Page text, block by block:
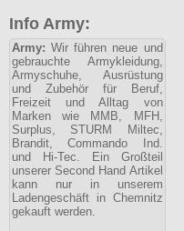
Info Army:
Army: Wir führen neue und
gebrauchte Armykleidung,
Armyschuhe, Ausrüstung
und Zubehör für Beruf,
Freizeit und Alltag von
Marken wie MMB, MFH,
Surplus, STURM Miltec,
Brandit, Commando Ind.
und Hi-Tec. Ein Großteil
unserer Second Hand Artikel
kann nur in unserem
Ladengeschäft in Chemnitz
gekauft werden.